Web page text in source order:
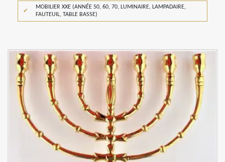
MOBILIER XXE (ANNÉE 50, 60, 70, LUMINAIRE, LAMPADAIRE,
FAUTEUIL, TABLE BASSE)